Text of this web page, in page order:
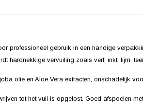
professioneel gebruik in een handige
hardnekkige vervuiling zoals verf, inkt, lijm,
olie en Aloe Vera extracten, onschadelijk
tot het vuil is opgelost. Goed afspoelen